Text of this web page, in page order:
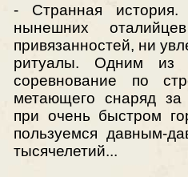
- Странная
нынешних
привязанностей, ни
ритуалы. Одним из
соревнование по
метающего снаряд
при очень быстром
пользуемся давным-
тысячелетий...